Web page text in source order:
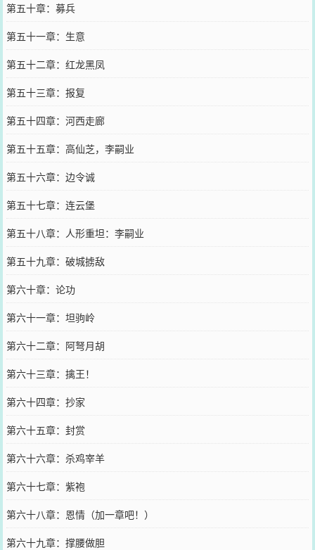
第五十章：募兵
第五十一章：生意
第五十二章：红龙黑凤
第五十三章：报复
第五十四章：河西走廊
第五十五章：高仙芝，李嗣业
第五十六章：边令诚
第五十七章：连云堡
第五十八章：人形重坦：李嗣业
第五十九章：破城掳敌
第六十章：论功
第六十一章：坦驹岭
第六十二章：阿弩月胡
第六十三章：擒王！
第六十四章：抄家
第六十五章：封赏
第六十六章：杀鸡宰羊
第六十七章：紫袍
第六十八章：恩情（加一章吧！）
第六十九章：撑腰做胆